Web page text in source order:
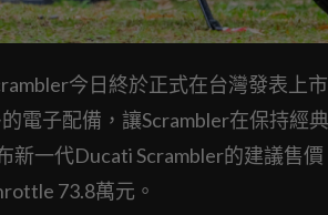
今日終於正式在台灣發表上
電子配備，讓Scrambler在保持經
一代Ducati Scrambler的建議售
73.8萬元。